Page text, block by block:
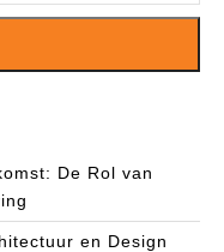
De Rol van
en Design